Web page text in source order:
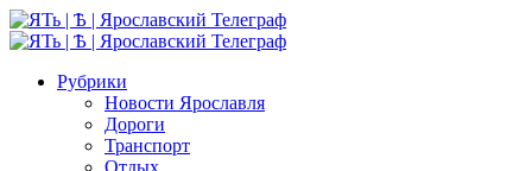
Рубрики
Новости Ярославля
Дороги
Транспорт
Отдых